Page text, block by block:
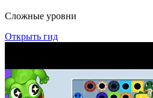
Сложные уровни
Открыть гид